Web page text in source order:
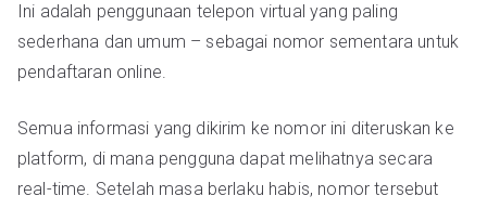
Ini adalah penggunaan telepon virtual yang paling
sederhana dan umum – sebagai nomor sementara untuk
pendaftaran online.
Semua informasi yang dikirim ke nomor ini diteruskan ke
platform, di mana pengguna dapat melihatnya secara
real-time. Setelah masa berlaku habis, nomor tersebut